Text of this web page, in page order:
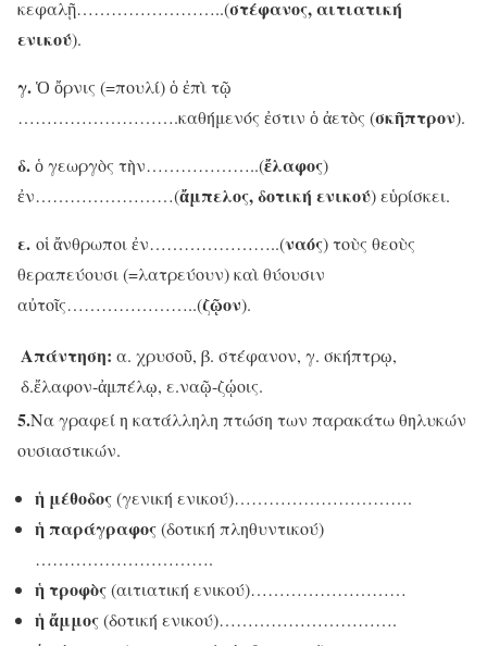
κεφαλῇ……………………..(στέφανος, αιτιατική
ενικού).
γ.Ὁ ὄρνις (=πουλί) ὁ ἐπὶ τῷ
……………………….καθήμενός ἐστιν ὁ ἀετὸς (σκῆπτρον).
δ.ὁ γεωργὸς τὴν………………..(ἔλαφος)
ἐν……………………(ἄμπελος, δοτική ενικού) εὑρίσκει.
ε. οἱ ἄνθρωποι ἐν…………………..(ναός) τοὺς θεοὺς
θεραπεύουσι (=λατρεύουν) καὶ θύουσιν
αὐτοῖς…………………..(ζῷον).
Απάντηση: α. χρυσοῦ, β. στέφανον, γ. σκήπτρῳ,
δ.ἔλαφον-ἀμπέλῳ, ε.ναῷ-ζῴοις.
5.Να γραφεί η κατάλληλη πτώση των παρακάτω θηλυκών
ουσιαστικών.
ἡ μέθοδος(γενική ενικού)………………………….
ἡ παράγραφος(δοτική πληθυντικού)
………………………….
ἡ τροφὸς(αιτιατική ενικού)………………………
ἡ ἄμμος(δοτική ενικού)………………………….